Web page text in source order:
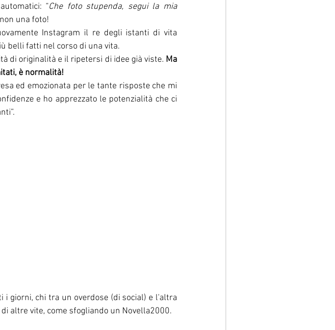
“Che foto stupenda, segui la mia
una foto!
Instagram il re degli istanti di vita
belli fatti nel corso di una vita.
di originalità e il ripetersi di idee già viste. Ma
è normalità!
ed emozionata per le tante risposte che mi
e ho apprezzato le potenzialità che ci
giorni, chi tra un overdose (di social) e l'altra
altre vite, come sfogliando un Novella2000.